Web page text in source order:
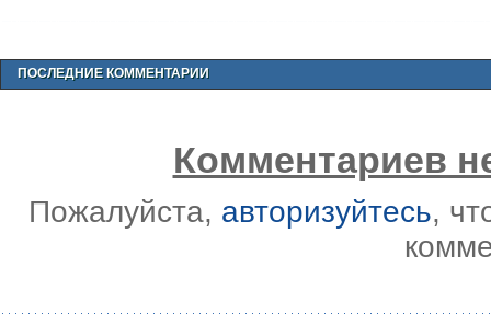
ПОСЛЕДНИЕ КОММЕНТАРИИ
Комментариев
Пожалуйста, авторизуйтесь,